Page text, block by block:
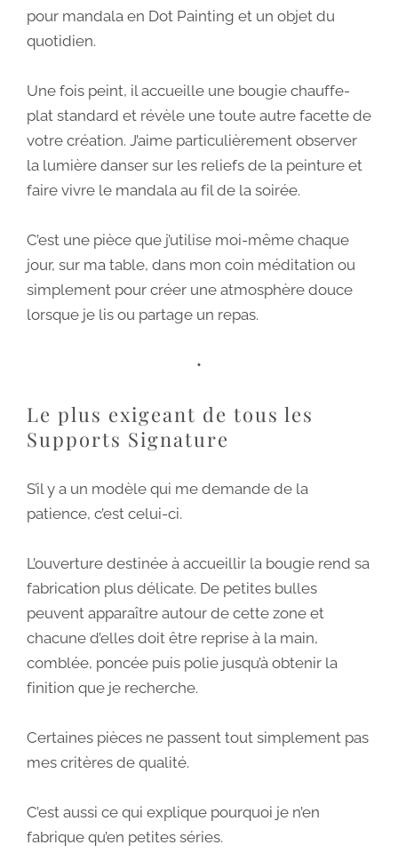
pour mandala en Dot Painting et un objet du
quotidien.
Une fois peint, il accueille une bougie chauffe-
plat standard et révèle une toute autre facette de
votre création. J’aime particulièrement observer
la lumière danser sur les reliefs de la peinture et
faire vivre le mandala au fil de la soirée.
C’est une pièce que j’utilise moi-même chaque
jour, sur ma table, dans mon coin méditation ou
simplement pour créer une atmosphère douce
lorsque je lis ou partage un repas.
•
Le plus exigeant de tous les
Supports Signature
S’il y a un modèle qui me demande de la
patience, c’est celui-ci.
L’ouverture destinée à accueillir la bougie rend sa
fabrication plus délicate. De petites bulles
peuvent apparaître autour de cette zone et
chacune d’elles doit être reprise à la main,
comblée, poncée puis polie jusqu’à obtenir la
finition que je recherche.
Certaines pièces ne passent tout simplement pas
mes critères de qualité.
C’est aussi ce qui explique pourquoi je n’en
fabrique qu’en petites séries.